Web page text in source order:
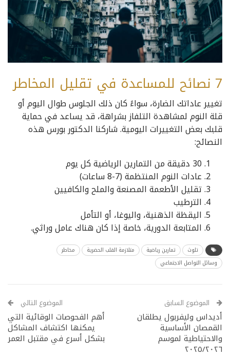
7 نصائح للمساعدة في تقليل المخاطر
تغيير عاداتك الضارة، سواءً كان ذلك الجلوس طوال اليوم أو
قلة النوم لمشاهدة التلفاز بشراهة، قد يساعد في حماية
قلبك بعض التغييرات اليومية. شاركنا الدكتور بورس هذه
النصائح:
30 دقيقة من التمارين الرياضية كل يوم
عادات النوم المنتظمة (7-8 ساعات)
تقليل الأطعمة المصنعة والملح والكافيين
الترطيب
اليقظة الذهنية، واليوغا، أو التأمل
المتابعة الدورية، خاصة إذا كان هناك عامل وراثي.
تلوث تمارين رياضية متلازمة القلب الحضرية
مخاطر
وسائل التواصل الاجتماعي
الموضوع السابق
أديداس وليفربول يطلقان
القمصان الأساسية
والاحتياطية لموسم
٢٠٢٥/٢٠٢٦
الموضوع التالي
أهم الفحوصات الوقائية التي
يمكنها اكتشاف المشاكل
بشكل أسرع في مقتبل العمر